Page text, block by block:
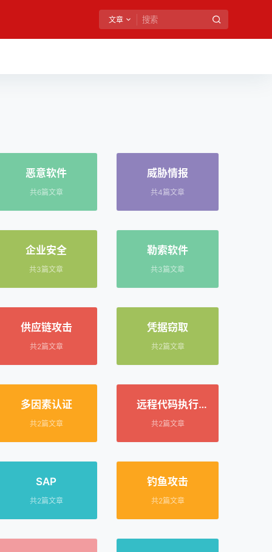
文章
恶意软件
共6篇文章
威胁情报
共4篇文章
企业安全
共3篇文章
勒索软件
共3篇文章
供应链攻击
共2篇文章
凭据窃取
共2篇文章
多因素认证
共2篇文章
远程代码执行
（RCE）
共2篇文章
SAP
共2篇文章
钓鱼攻击
共2篇文章